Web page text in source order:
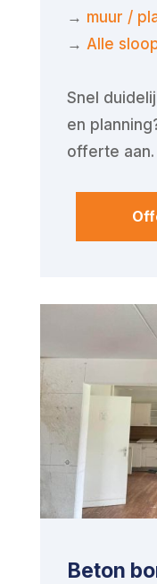
→ muur /
→ Alle
Snel
en
offerte aan.
Beton